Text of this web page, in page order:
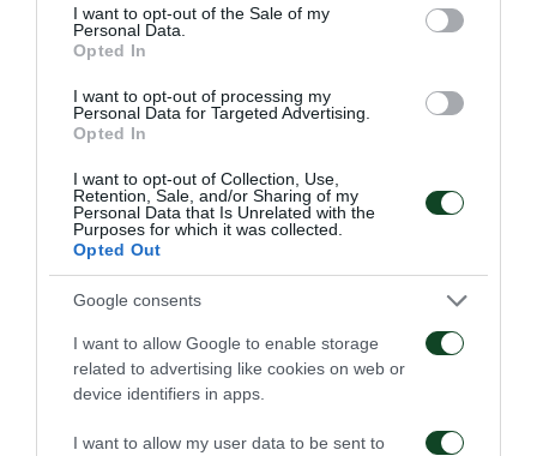
consent section.
I want to opt-out of the Sale of my
Personal Data.
Opted In
I want to opt-out of processing my
Personal Data for Targeted Advertising.
Opted In
I want to opt-out of Collection, Use,
Retention, Sale, and/or Sharing of my
Personal Data that Is Unrelated with the
Purposes for which it was collected.
Opted Out
Google consents
I want to allow Google to enable storage
related to advertising like cookies on web or
device identifiers in apps.
I want to allow my user data to be sent to
Κυριόπουλος (75′ Νότας), Συμεωνίδης (75′
Λιατίφης), Καλοσκάμης, Βολάκης (83′ Λάζαρης),
Νταμπίζας (83′ Ναλιτζής).